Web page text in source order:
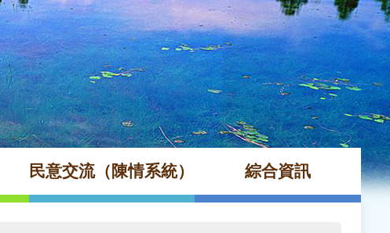
民意交流（陳情系統） 綜合資訊